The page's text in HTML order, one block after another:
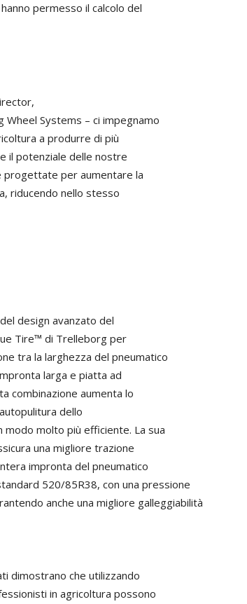
permesso il calcolo del
Systems – ci impegnamo
a produrre di più
il potenziale delle nostre
progettate per aumentare la
riducendo nello stesso
design avanzato del
Tire™ di Trelleborg per
tra la larghezza del pneumatico
larga e piatta ad
combinazione aumenta lo
dello
modo molto più efficiente. La sua
una migliore trazione
impronta del pneumatico
520/85R38, con una pressione
anche una migliore galleggiabilità
dimostrano che utilizzando
in agricoltura possono